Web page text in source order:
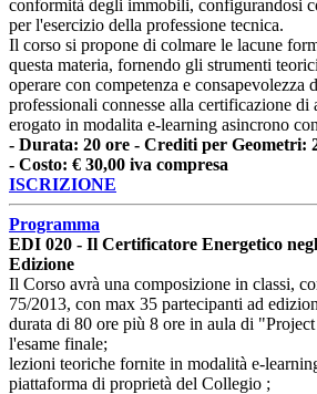
conformità degli immobili, configurandosi
per l'esercizio della professione tecnica.
Il corso si propone di colmare le lacune
questa materia, fornendo gli strumenti
operare con competenza e consapevolezza
professionali connesse alla certificazione
erogato in modalita e-learning asincrono
- Durata: 20 ore - Crediti per Geometri:
- Costo: € 30,00 iva compresa
ISCRIZIONE
Programma
EDI 020 - Il Certificatore Energetico
Edizione
Il Corso avrà una composizione in classi,
75/2013, con max 35 partecipanti ad
durata di 80 ore più 8 ore in aula di
l'esame finale;
lezioni teoriche fornite in modalità e-
piattaforma di proprietà del Collegio ;